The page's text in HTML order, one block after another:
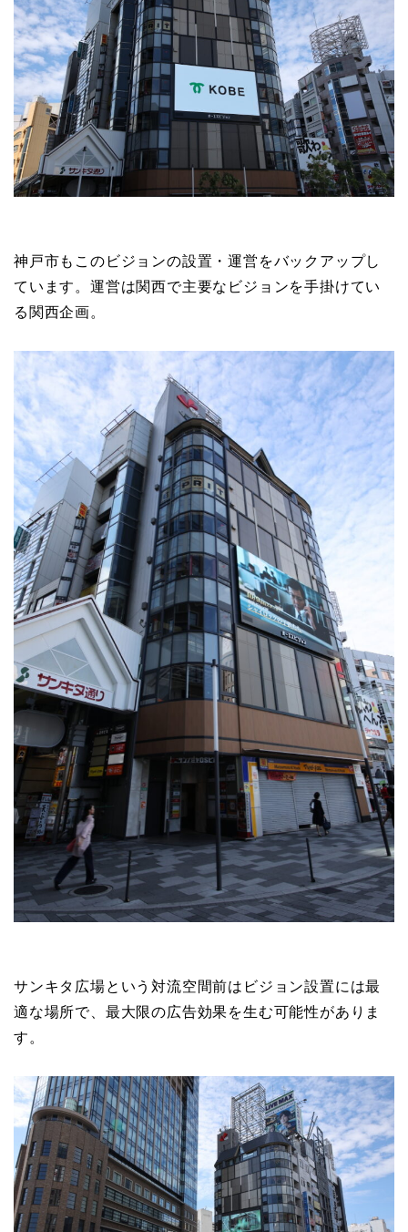
神戸市もこのビジョンの設置・運営をバックアップし
ています。運営は関西で主要なビジョンを手掛けてい
る関西企画。
サンキタ広場という対流空間前はビジョン設置には最
適な場所で、最大限の広告効果を生む可能性がありま
す。